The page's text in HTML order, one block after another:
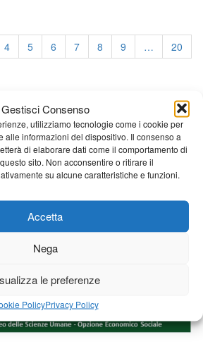
Gestisci Consenso
utilizziamo tecnologie come i cookie per
alle informazioni del dispositivo. Il consenso a
di elaborare dati come il comportamento di
sito. Non acconsentire o ritirare il
su alcune caratteristiche e funzioni.
Accetta
Nega
le preferenze
PolicyPrivacy Policy
4 5 6 7 8 9 … 20